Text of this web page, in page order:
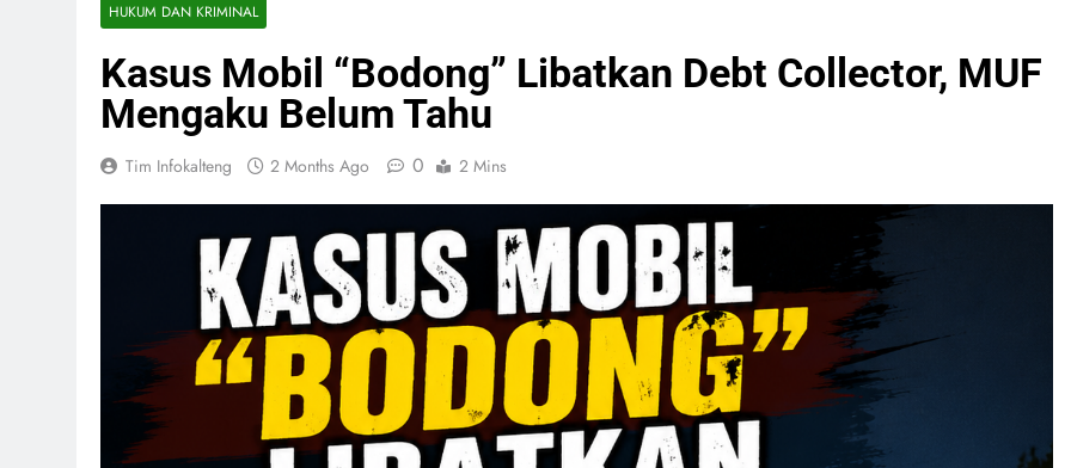
HUKUM DAN KRIMINAL
Kasus Mobil “Bodong” Libatkan Debt Collector, MUF
Mengaku Belum Tahu
Tim Infokalteng 2 Months Ago 0 2 Mins